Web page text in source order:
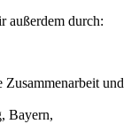
außerdem durch:
und
Bayern,